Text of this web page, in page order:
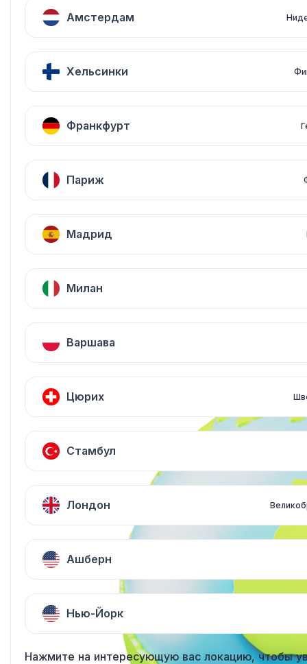
Амстердам
Хельсинки
Франкфурт
Париж
Мадрид
Милан
Варшава
Цюрих
Стамбул
Лондон
Ашберн
Нью-Йорк
Нажмите на интересующую вас локацию, чтобы